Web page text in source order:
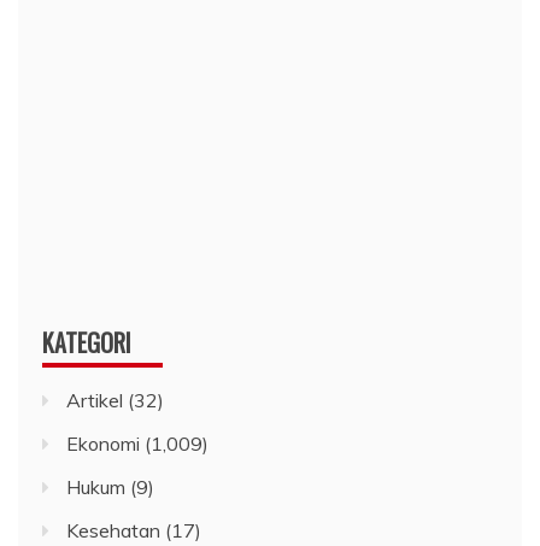
KATEGORI
Artikel (32)
Ekonomi (1,009)
Hukum (9)
Kesehatan (17)